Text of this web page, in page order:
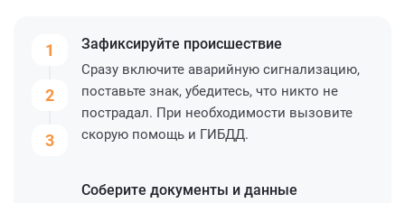
1
2
3
Зафиксируйте происшествие
Сразу включите аварийную сигнализацию,
поставьте знак, убедитесь, что никто не
пострадал. При необходимости вызовите
скорую помощь и ГИБДД.
Соберите документы и данные